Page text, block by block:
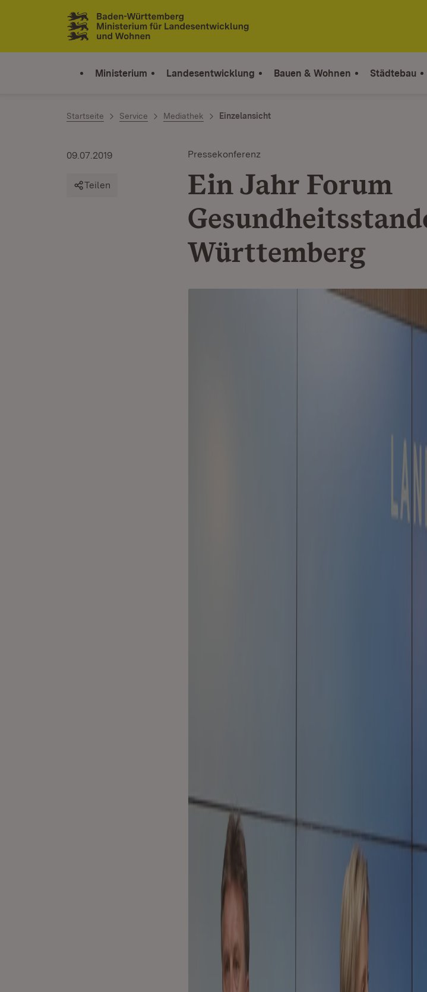
Zum Inhalt springen
Link zur Startseite
Ministerium Landesentwicklung Bauen & Wohnen Städtebau
Startseite Service Mediathek Einzelansicht
Pressekonferenz
Ein Jahr Forum
Württemberg
09.07.2019
Teilen